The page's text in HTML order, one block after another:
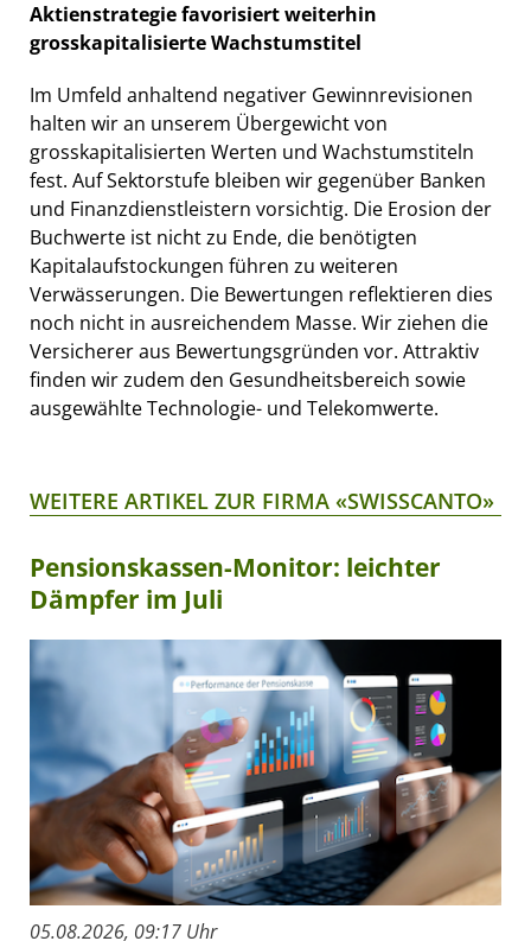
Aktienstrategie favorisiert weiterhin
grosskapitalisierte Wachstumstitel
Im Umfeld anhaltend negativer Gewinnrevisionen
halten wir an unserem Übergewicht von
grosskapitalisierten Werten und Wachstumstiteln
fest. Auf Sektorstufe bleiben wir gegenüber Banken
und Finanzdienstleistern vorsichtig. Die Erosion der
Buchwerte ist nicht zu Ende, die benötigten
Kapitalaufstockungen führen zu weiteren
Verwässerungen. Die Bewertungen reflektieren dies
noch nicht in ausreichendem Masse. Wir ziehen die
Versicherer aus Bewertungsgründen vor. Attraktiv
finden wir zudem den Gesundheitsbereich sowie
ausgewählte Technologie- und Telekomwerte.
WEITERE ARTIKEL ZUR FIRMA «SWISSCANTO»
Pensionskassen-Monitor: leichter
Dämpfer im Juli
05.08.2026, 09:17 Uhr